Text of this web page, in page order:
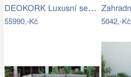
DEOKORK Luxusní sestava z akácie…
55990,-Kč 5042,-Kč